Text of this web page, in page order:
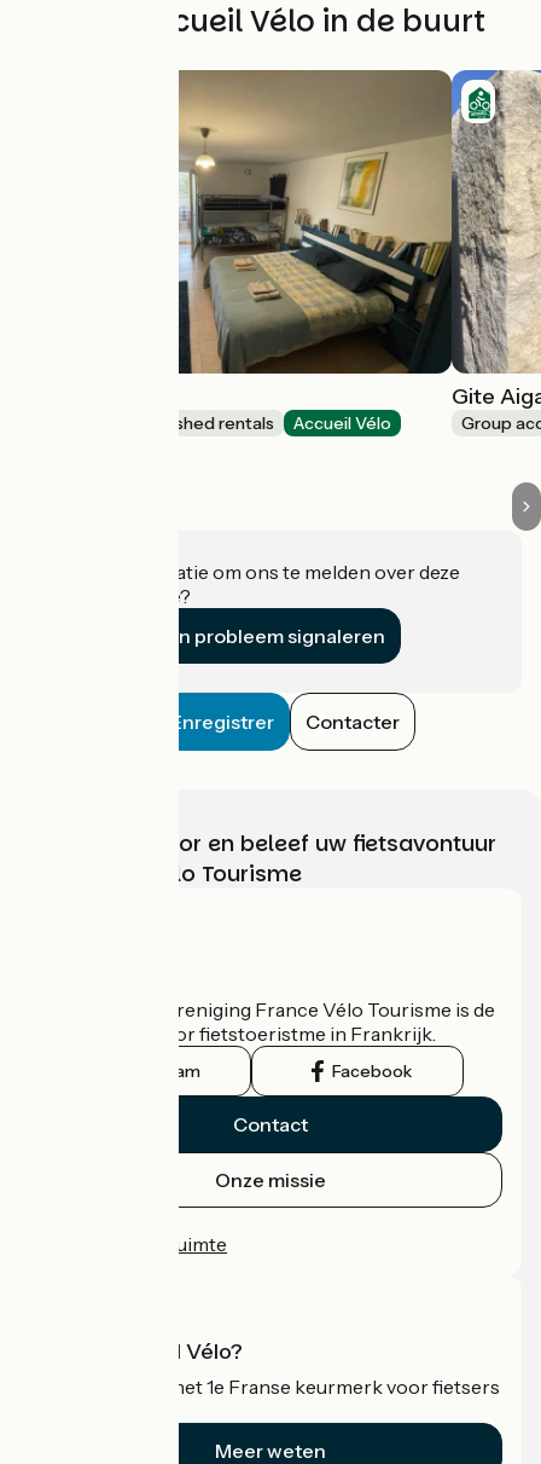
Andere Accueil Vélo in de buurt
Lodgings and furnished rentals Accueil Vélo
Gite
Group
Heeft u informatie om ons te melden over deze
accommodatie?
Een probleem signaleren
Enregistrer Contacter
Kies, bereid voor en beleef uw fietsavontuur
met France Vélo Tourisme
De nationale vereniging France Vélo Tourisme is de
officiële gids voor fietstoeristme in Frankrijk.
Instagram Facebook
Contact
Onze missie
Professionele ruimte
Wat is Accueil Vélo?
Accueil Vélo is het 1e Franse keurmerk voor fietsers
Meer weten